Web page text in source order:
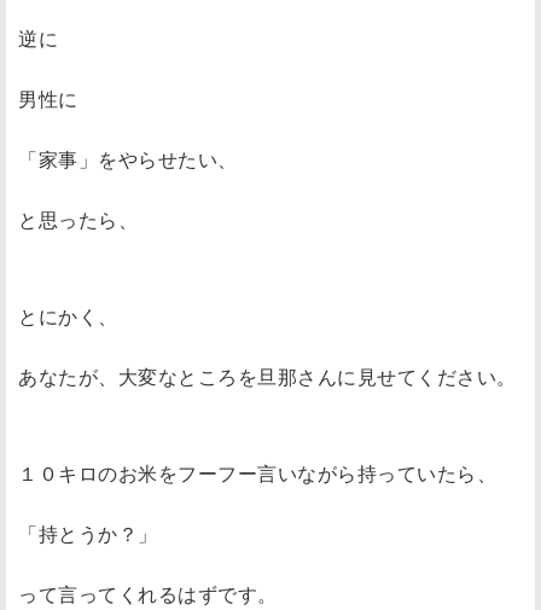
逆に
男性に
「家事」をやらせたい、
と思ったら、
とにかく、
あなたが、大変なところを旦那さんに見せてください。
１０キロのお米をフーフー言いながら持っていたら、
「持とうか？」
って言ってくれるはずです。